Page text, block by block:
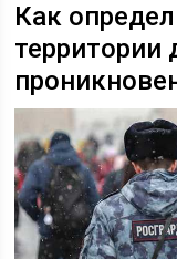
Как
территории